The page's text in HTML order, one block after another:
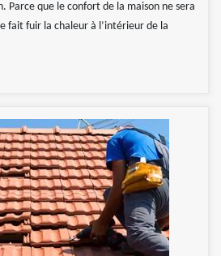
Parce que le confort de la maison ne sera
fait fuir la chaleur à l’intérieur de la